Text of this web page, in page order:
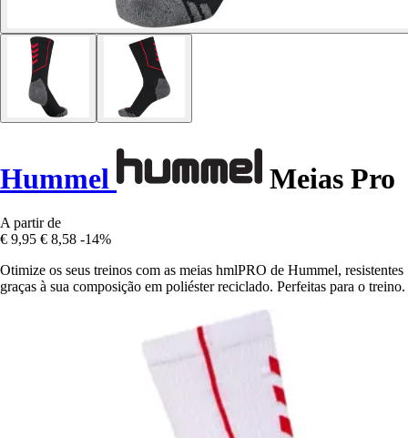
Hummel Meias Pro
A partir de
€ 9,95 € 8,58 -14%
Otimize os seus treinos com as meias hmlPRO de Hummel, resistentes
graças à sua composição em poliéster reciclado. Perfeitas para o treino.